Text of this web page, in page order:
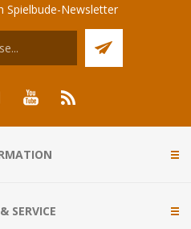
Spielbude-Newsletter
SERVICE